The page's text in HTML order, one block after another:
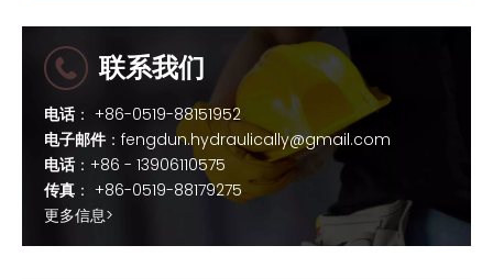
联系我们
电话： +86-0519-88151952
电子邮件： fengdun.hydraulically@gmail.com
电话：+86 - 13906110575
传真 ： +86-0519-88179275
更多信息>